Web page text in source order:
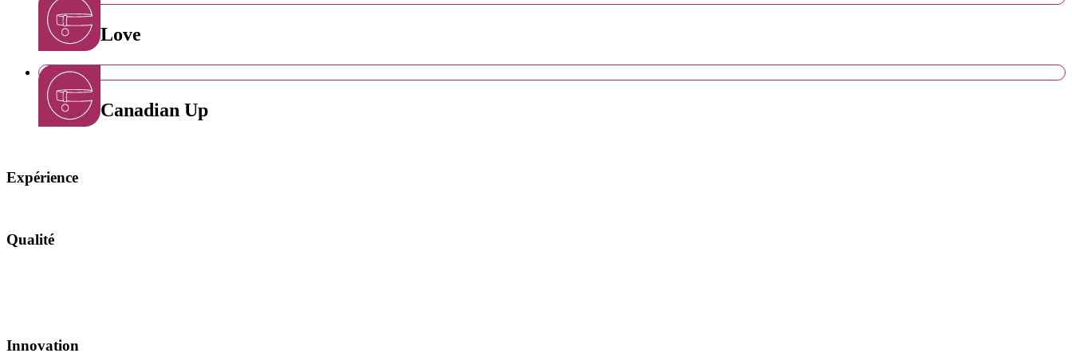
Collier Love
Collier Canadian Up
Expérience
Qualité
Innovation